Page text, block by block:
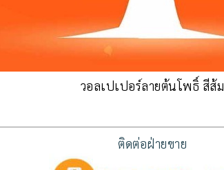
วอลเปเปอร์ลายต้นโพธิ์ สีส้ม
ติดต่อฝ่ายขาย